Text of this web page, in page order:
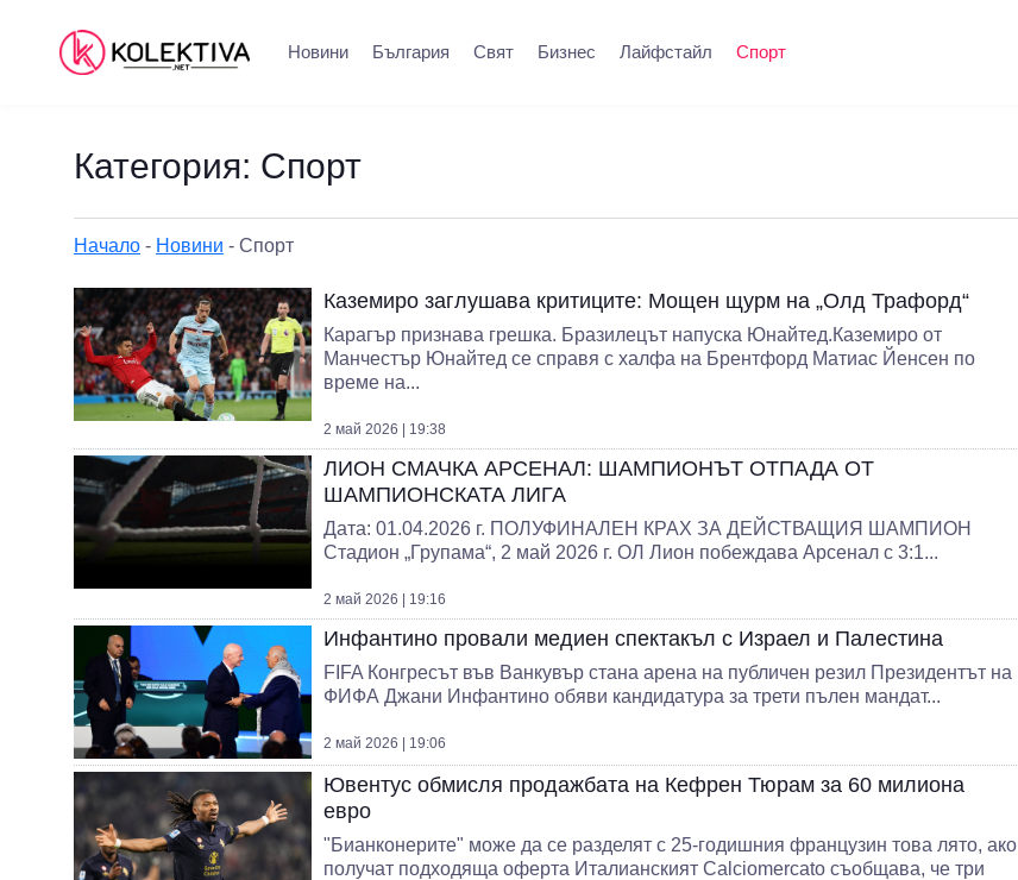
Новини България Свят Бизнес Лайфстайл Спорт
Категория: Спорт
Начало - Новини - Спорт
Каземиро заглушава критиците: Мощен щурм на „Олд Трафорд“
Карагър признава грешка. Бразилецът напуска Юнайтед.Каземиро от
Манчестър Юнайтед се справя с халфа на Брентфорд Матиас Йенсен по
време на...
2 май 2026 | 19:38
ЛИОН СМАЧКА АРСЕНАЛ: ШАМПИОНЪТ ОТПАДА ОТ
ШАМПИОНСКАТА ЛИГА
Дата: 01.04.2026 г. ПОЛУФИНАЛЕН КРАХ ЗА ДЕЙСТВАЩИЯ ШАМПИОН
Стадион „Групама“, 2 май 2026 г. ОЛ Лион побеждава Арсенал с 3:1...
2 май 2026 | 19:16
Инфантино провали медиен спектакъл с Израел и Палестина
FIFA Конгресът във Ванкувър стана арена на публичен резил Президентът на
ФИФА Джани Инфантино обяви кандидатура за трети пълен мандат...
2 май 2026 | 19:06
Ювентус обмисля продажбата на Кефрен Тюрам за 60 милиона
евро
"Бианконерите" може да се разделят с 25-годишния французин това лято, ако
получат подходяща оферта Италианският Calciomercato съобщава, че три